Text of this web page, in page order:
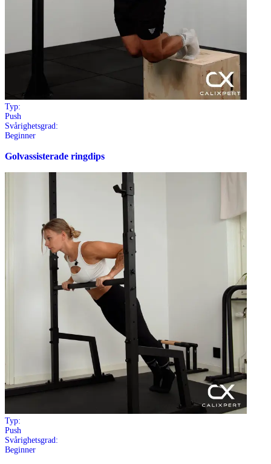
Typ:
Push
Svårighetsgrad:
Beginner
Golvassisterade ringdips
Typ:
Push
Svårighetsgrad:
Beginner